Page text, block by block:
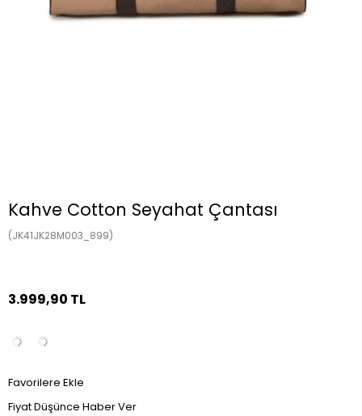
Kahve Cotton Seyahat Çantası
(JK41JK28M003_899)
3.999,90 TL
Favorilere Ekle
Fiyat Düşünce Haber Ver